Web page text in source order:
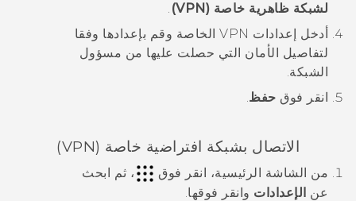
لشبكة ظاهرية خاصة (VPN)
.
أدخل إعدادات VPN الخاصة وقم بإعدادها وفقا
لتفاصيل الأمان التي حصلت عليها من مسؤول
الشبكة.
انقر فوق حفظ.
الاتصال بشبكة افتراضية خاصة (VPN)
من الشاشة الرئيسية، انقر فوق
، ثم ابحث
عن الإعدادات وانقر فوقها.